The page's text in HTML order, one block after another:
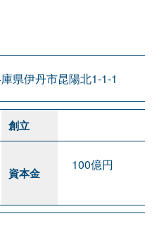
県伊丹市昆陽北1-1-1
創立
資本金
100億円